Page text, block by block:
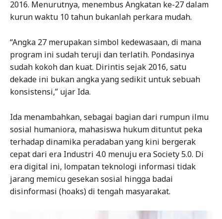
2016. Menurutnya, menembus Angkatan ke-27 dalam
kurun waktu 10 tahun bukanlah perkara mudah.
“Angka 27 merupakan simbol kedewasaan, di mana
program ini sudah teruji dan terlatih. Pondasinya
sudah kokoh dan kuat. Dirintis sejak 2016, satu
dekade ini bukan angka yang sedikit untuk sebuah
konsistensi,” ujar Ida.
Ida menambahkan, sebagai bagian dari rumpun ilmu
sosial humaniora, mahasiswa hukum dituntut peka
terhadap dinamika peradaban yang kini bergerak
cepat dari era Industri 4.0 menuju era Society 5.0. Di
era digital ini, lompatan teknologi informasi tidak
jarang memicu gesekan sosial hingga badai
disinformasi (hoaks) di tengah masyarakat.